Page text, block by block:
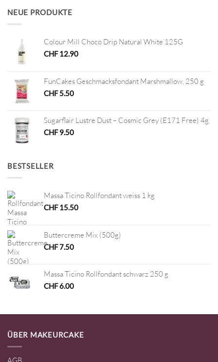
NEUE PRODUKTE
Colour Mill Choco Drip Natural White 125G
CHF12.90
FunCakes Geschmacksfondant Marshmallow, 250 g
CHF5.50
Sugarflair Lustre Dust – Cosmic Grey (E171 Free) 4g
CHF9.50
BESTSELLER
Massa Ticino Rollfondant weiss 1 kg
CHF15.50
Buttercreme Mix (500g)
CHF7.50
Massa Ticino Rollfondant schwarz 250 g
CHF6.00
ÜBER MAKEURCAKE